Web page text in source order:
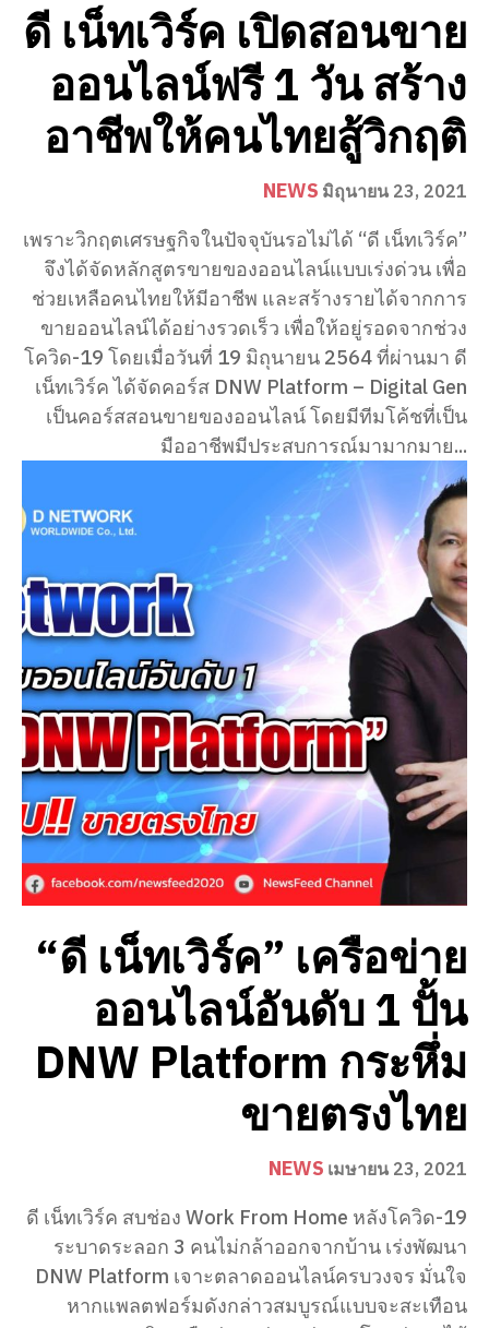
ดี เน็ทเวิร์ค เปิดสอนขาย
ออนไลน์ฟรี 1 วัน สร้าง
อาชีพให้คนไทยสู้วิกฤติ
NEWS มิถุนายน 23, 2021
เพราะวิกฤตเศรษฐกิจในปัจจุบันรอไม่ได้ “ดี เน็ทเวิร์ค”
จึงได้จัดหลักสูตรขายของออนไลน์แบบเร่งด่วน เพื่อ
ช่วยเหลือคนไทยให้มีอาชีพ และสร้างรายได้จากการ
ขายออนไลน์ได้อย่างรวดเร็ว เพื่อให้อยู่รอดจากช่วง
โควิด-19 โดยเมื่อวันที่ 19 มิถุนายน 2564 ที่ผ่านมา ดี
เน็ทเวิร์ค ได้จัดคอร์ส DNW Platform – Digital Gen
เป็นคอร์สสอนขายของออนไลน์ โดยมีทีมโค้ชที่เป็น
มืออาชีพมีประสบการณ์มามากมาย...
“ดี เน็ทเวิร์ค” เครือข่าย
ออนไลน์อันดับ 1 ปั้น
DNW Platform กระหึ่ม
ขายตรงไทย
NEWS เมษายน 23, 2021
ดี เน็ทเวิร์ค สบช่อง Work From Home หลังโควิด-19
ระบาดระลอก 3 คนไม่กล้าออกจากบ้าน เร่งพัฒนา
DNW Platform เจาะตลาดออนไลน์ครบวงจร มั่นใจ
หากแพลตฟอร์มดังกล่าวสมบูรณ์แบบจะสะเทือน